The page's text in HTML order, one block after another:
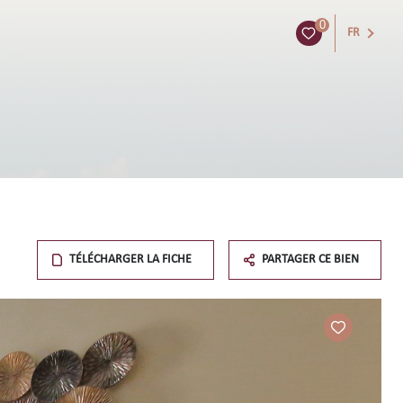
0
FR
TÉLÉCHARGER LA FICHE PARTAGER CE BIEN